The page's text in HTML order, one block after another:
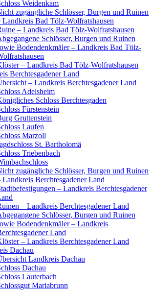
Weidenkam
zugängliche Schlösser, Burgen und Ruinen
Landkreis Bad Tölz-Wolfratshausen
– Landkreis Bad Tölz-Wolfratshausen
Schlösser, Burgen und Ruinen
Bodendenkmäler – Landkreis Bad Tölz-
– Landkreis Bad Tölz-Wolfratshausen
Berchtesgadener Land
– Landkreis Berchtesgadener Land
Adelsheim
Schloss Berchtesgaden
Fürstenstein
Gruttenstein
Laufen
Marzoll
St. Bartholomä
Triebenbach
zugängliche Schlösser, Burgen und Ruinen
Landkreis Berchtesgadener Land
– Landkreis Berchtesgadener
– Landkreis Berchtesgadener Land
Schlösser, Burgen und Ruinen
Bodendenkmäler – Landkreis
Land
– Landkreis Berchtesgadener Land
Dachau
Landkreis Dachau
Dachau
Lauterbach
Mariabrunn